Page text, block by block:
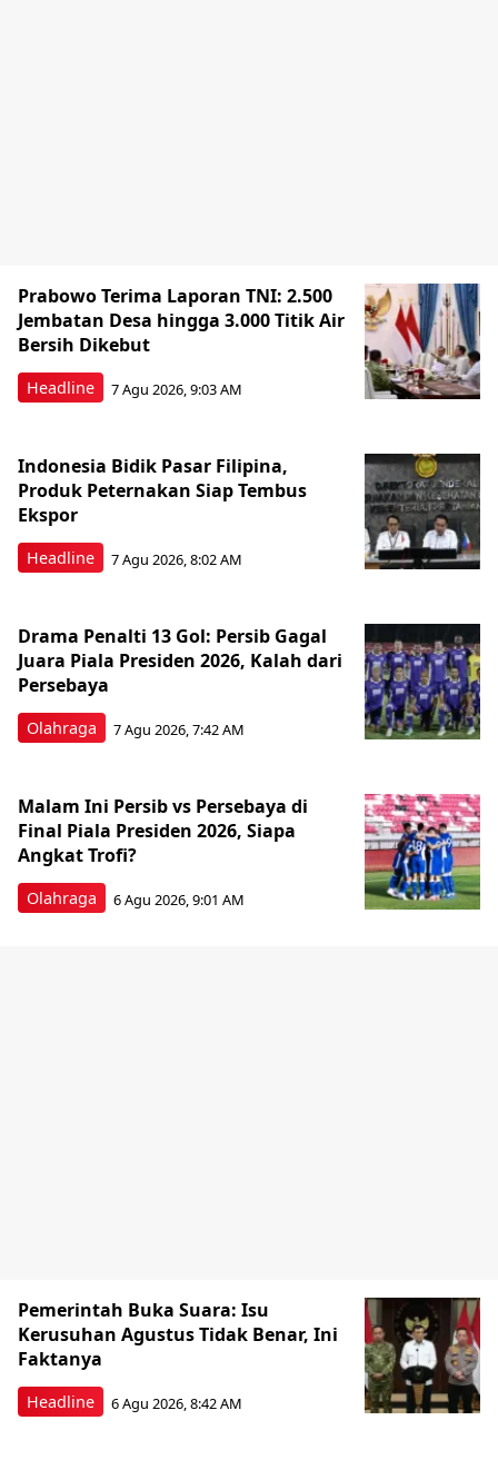
Headline
Prabowo Terima Laporan TNI: 2.500
Jembatan Desa hingga 3.000 Titik Air
Bersih Dikebut
7 Agu 2026, 9:03 AM
Headline
Indonesia Bidik Pasar Filipina,
Produk Peternakan Siap Tembus
Ekspor
7 Agu 2026, 8:02 AM
Olahraga
Drama Penalti 13 Gol: Persib Gagal
Juara Piala Presiden 2026, Kalah dari
Persebaya
7 Agu 2026, 7:42 AM
Olahraga
Malam Ini Persib vs Persebaya di
Final Piala Presiden 2026, Siapa
Angkat Trofi?
6 Agu 2026, 9:01 AM
Headline
Pemerintah Buka Suara: Isu
Kerusuhan Agustus Tidak Benar, Ini
Faktanya
6 Agu 2026, 8:42 AM